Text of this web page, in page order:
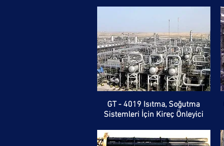
GT - 4019 Isıtma, Soğutma
Sistemleri İçin Kireç Önleyici